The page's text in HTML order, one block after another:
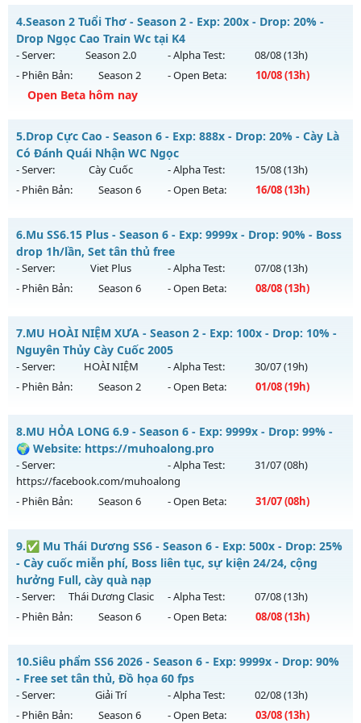
Thể loại: Mu Bán Đồ Full Trong Shop
Antihack: Phoenix 2026
Mu Tinh Hoa - Đông Người Chơi-Lối Chơi Cực Cuốn
Mu mới ra tháng 08 2026 - Mở máy chủ
ngày 08/08/2626
Exp: 500x - Drop: 40%
Kiểu reset: Reset In Game
Antihack: Anti Vip
4.Season 2 Tuổi Thơ - Season 2 - Exp: 200x - Drop: 20% -
Drop Ngọc Cao Train Wc tại K4
- Server: Season 2.0 - Alpha Test: 08/08(13h)
- Phiên Bản:
Season 2 - Open Beta: 10/08(13h)
Open Beta hôm nay
Mu mới ra tháng 08 2026 - Mở máy chủ
ngày 10/08/2626
Exp: 200x - Drop: 20%
Thể loại: Mu Bán Đồ Full Trong Shop
Antihack: GameGuard
5.Drop Cực Cao - Season 6 - Exp: 888x - Drop: 20% - Cày Là
Có Đánh Quái Nhận WC Ngọc
- Server: Cày Cuốc - Alpha Test: 15/08(13h)
- Phiên Bản:
Season 6 - Open Beta: 16/08(13h)
Drop Cực Cao - Cày Là Có Đánh Quái Nhận WC Ngọc
Mu mới ra tháng 08 2026 - Mở máy chủ
ngày 16/08/2626
Exp: 888x - Drop: 20%
Thể loại: Mu Nguyên bản Webzen
Antihack: Game Guard
6.Mu SS6.15 Plus - Season 6 - Exp: 9999x - Drop: 90% - Boss
drop 1h/lần, Set tân thủ free
- Server: Viet Plus - Alpha Test: 07/08(13h)
- Phiên Bản:
Season 6 - Open Beta: 08/08(13h)
Mu SS6.15 Plus - Boss drop 1h/lần, Set tân thủ free
Mu mới ra tháng 08 2026 - Mở máy chủ
ngày 08/08/2626
Exp: 9999x - Drop: 90%
Thể loại: Mu Bán Đồ Full Trong Shop
Antihack: Phoenix chống hack mới
7.MU HOÀI NIỆM XƯA - Season 2 - Exp: 100x - Drop: 10% -
Nguyên Thủy Cày Cuốc 2005
- Server: HOÀI NIỆM - Alpha Test: 30/07(19h)
- Phiên Bản:
Season 2 - Open Beta: 01/08(19h)
MU HOÀI NIỆM XƯA - Nguyên Thủy Cày Cuốc 2005
Mu mới ra tháng 08 2026 - Mở máy chủ
ngày 01/08/2626
Exp: 100x - Drop: 10%
Thể loại: Mu Nguyên bản Webzen
Antihack: Phiên bản mới nhất
8.MU HỎA LONG 6.9 - Season 6 - Exp: 9999x - Drop: 99% -
🌍 Website: https://muhoalong.pro
- Server:
https://facebook.com/muhoalong
- Alpha Test: 31/07(08h)
- Phiên Bản: Season 6 - Open Beta: 31/07(08h)
MU HỎA LONG 6.9 - 🌍 Website: https://muhoalong.pro
Mu mới ra tháng 07 2026 - Mở máy chủ
https://facebook.com/muhoalong
31/07/2626
Exp: 9999x - Drop: 99%
Thể loại: Mu Nguyên bản Webzen
Antihack: Xshiel
9.✅ Mu Thái Dương SS6 - Season 6 - Exp: 500x - Drop: 25%
- Cày cuốc miễn phí, Boss liên tục, sự kiện 24/24, cộng
hưởng Full, cày quà nạp
- Server: Thái Dương Clasic - Alpha Test: 07/08(13h)
- Phiên Bản:
Season 6 - Open Beta: 08/08(13h)
✅ Mu Thái Dương SS6 - Cày cuốc miễn phí, Boss liên tục,
sự kiện 24/24, cộng hưởng Full, cày quà nạp
Mu mới ra tháng 08 2026 - Mở máy chủ
Thái Dương Clasic
vào 13h ngày 08/08/2626
10.Siêu phẩm SS6 2026 - Season 6 - Exp: 9999x - Drop: 90%
- Free set tân thủ, Đồ họa 60 fps
- Server: Giải Trí - Alpha Test: 02/08(13h)
- Phiên Bản:
Season 6 - Open Beta: 03/08(13h)